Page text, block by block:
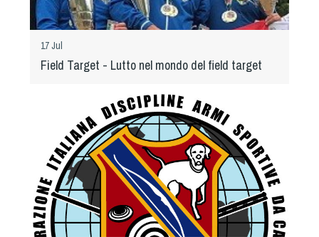
17 Jul
Field Target - Lutto nel mondo del field target